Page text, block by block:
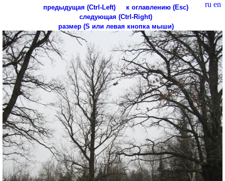
ru en
предыдущая (Ctrl-Left)
к оглавлению (Esc)
следующая (Ctrl-Right)
размер (S или левая кнопка мыши)